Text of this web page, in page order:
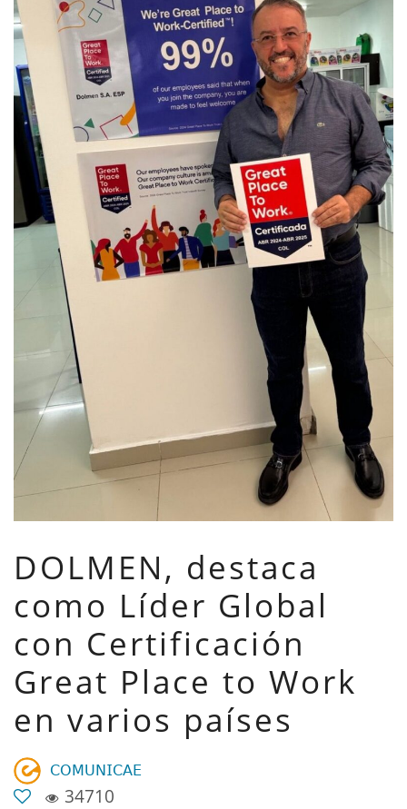
DOLMEN, destaca
como Líder Global
con Certificación
Great Place to Work
en varios países
𝖢𝖮𝖬𝖴𝖭𝖨𝖢𝖠𝖤
34710